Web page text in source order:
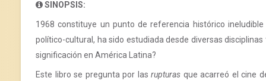
SINOPSIS:
1968 constituye un punto de referencia histórico
político-cultural, ha sido estudiada desde diversas
significación en América Latina?
Este libro se pregunta por las rupturas que acarreó el cine